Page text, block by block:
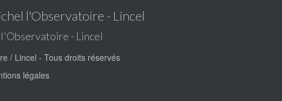
l'Observatoire - Lincel
- Lincel
/ Lincel - Tous droits réservés
légales